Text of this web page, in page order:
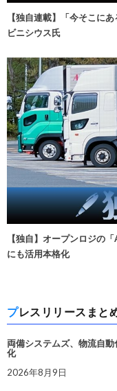
【独自連載】「今そこに
ビニシウス氏
【独自】オープンロジの
にも活用本格化
プレスリリースまと
両備システムズ、物流自
化
2026年8月9日